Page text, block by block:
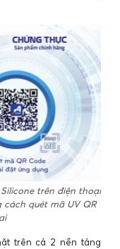
trên điện thoại
quét mã UV QR
trên cả 2 nền tảng